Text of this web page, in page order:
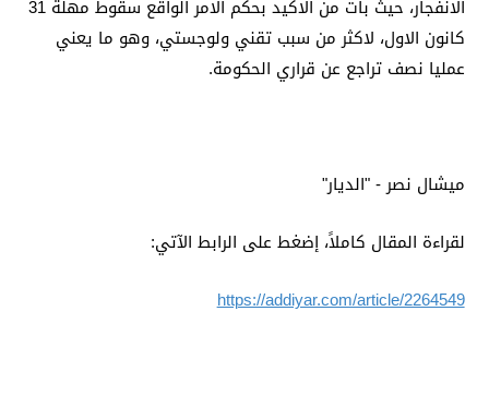
الانفجار، حيث بات من الاكيد بحكم الامر الواقع سقوط مهلة 31
كانون الاول، لاكثر من سبب تقني ولوجستي، وهو ما يعني
عمليا نصف تراجع عن قراري الحكومة.
ميشال نصر - "الديار"
لقراءة المقال كاملاً، إضغط على الرابط الآتي:
https://addiyar.com/article/2264549